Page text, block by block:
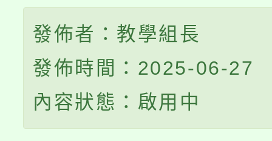
發佈者：教學組長
發佈時間：2025-06-27
內容狀態：啟用中